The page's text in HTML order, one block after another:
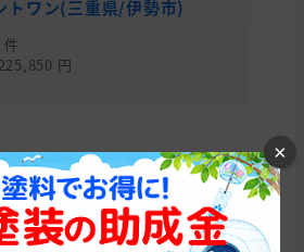
トワン(三重県/伊勢市)
円
区町村から外壁塗装会社を
×